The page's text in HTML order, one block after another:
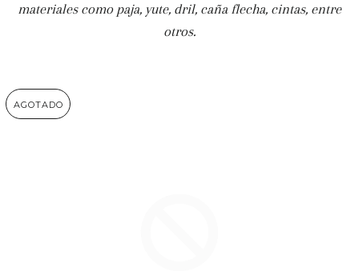
materiales como paja, yute, dril, caña flecha, cintas, entre
otros.
AGOTADO